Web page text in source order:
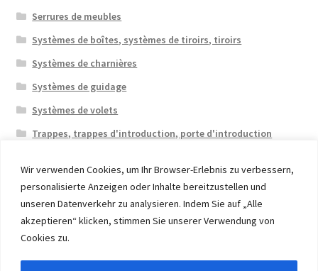
Wir verwenden Cookies, um Ihr Browser-Erlebnis zu verbessern,
personalisierte Anzeigen oder Inhalte bereitzustellen und
unseren Datenverkehr zu analysieren. Indem Sie auf „Alle
akzeptieren“ klicken, stimmen Sie unserer Verwendung von
Cookies zu.
Serrures de meubles
Systèmes de boîtes, systèmes de tiroirs, tiroirs
Systèmes de charnières
Systèmes de guidage
Systèmes de volets
Trappes, trappes d'introduction, porte d'introduction
© 2026 Eruon Trade UG, Germany, member of the ERUON